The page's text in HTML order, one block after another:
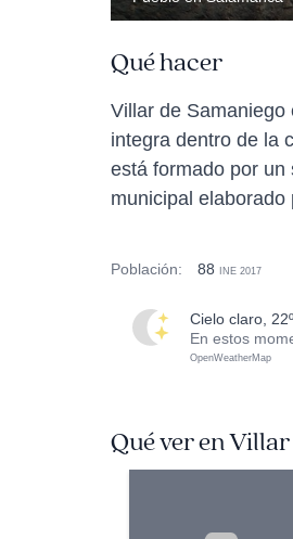
Qué hacer
Villar de
integra dentro de la
está formado por un
municipal elaborado
Población: 88 INE 2017
cielo claro, 22º
En estos
OpenWeatherMap
Qué ver en